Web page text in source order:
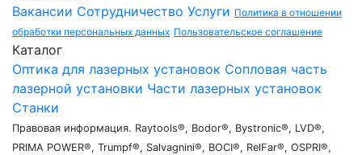
Вакансии Сотрудничество Услуги Политика в отношении
обработки персональных данных Пользовательское соглашение
Каталог
Оптика для лазерных установок Сопловая часть
лазерной установки Части лазерных установок
Станки
Правовая информация. Raytools®, Bodor®, Bystronic®, LVD®,
PRIMA POWER®, Trumpf®, Salvagnini®, BOCI®, RelFar®, OSPRI®,